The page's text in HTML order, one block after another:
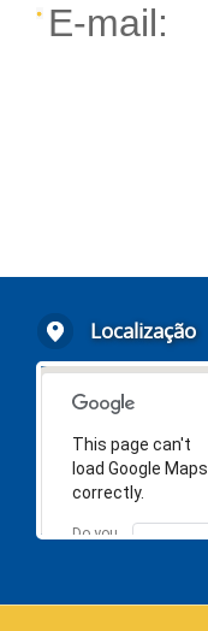
E-mail:
Localização
This page can't
load Google Maps
correctly.
Do you
OK